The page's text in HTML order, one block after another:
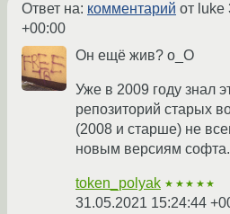
Ответ на: комментарий от luke
+00:00
Он ещё жив? о_О
Уже в 2009 году знал
репозиторий старых
(2008 и старше) не
новым версиям софта.
token_polyak ★★★★★
31.05.2021 15:24:44